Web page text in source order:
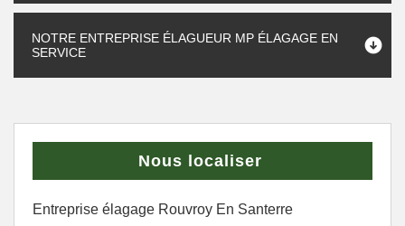
NOTRE ENTREPRISE ÉLAGUEUR MP ÉLAGAGE EN
SERVICE
Nous localiser
Entreprise élagage Rouvroy En Santerre